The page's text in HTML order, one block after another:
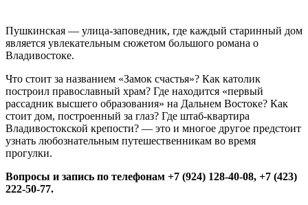
Пушкинская — улица-заповедник, где каждый старинный дом
является увлекательным сюжетом большого романа о
Владивостоке.
Что стоит за названием «Замок счастья»? Как католик
построил православный храм? Где находится «первый
рассадник высшего образования» на Дальнем Востоке? Как
стоит дом, построенный за глаз? Где штаб-квартира
Владивостокской крепости? — это и многое другое предстоит
узнать любознательным путешественникам во время
прогулки.
Вопросы и запись по телефонам +7 (924) 128-40-08, +7 (423)
222-50-77.